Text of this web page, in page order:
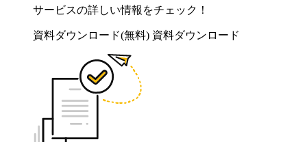
サービスの詳しい情報をチェック！
資料ダウンロード(無料) 資料ダウンロード